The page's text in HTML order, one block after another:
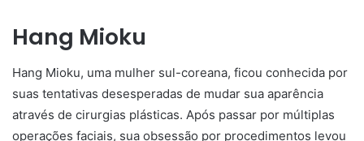
Hang Mioku
Hang Mioku, uma mulher sul-coreana, ficou conhecida por
suas tentativas desesperadas de mudar sua aparência
através de cirurgias plásticas. Após passar por múltiplas
operações faciais, sua obsessão por procedimentos levou